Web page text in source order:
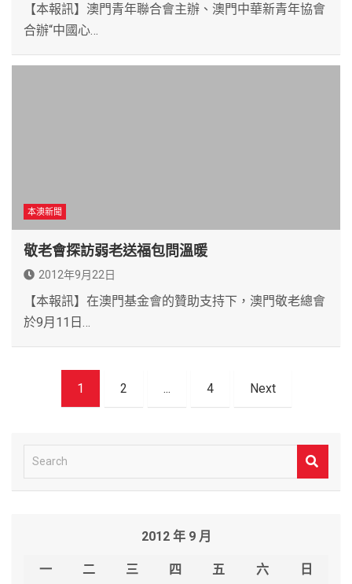
【本報訊】澳門青年聯合會主辦、澳門中華新青年協會
合辦“中國心…
本澳新聞
敬老會探訪弱老送福包問溫暖
2012年9月22日
【本報訊】在澳門基金會的贊助支持下，澳門敬老總會
於9月11日…
1 2 ... 4 Next
e
2012 年 9 月
一 二 三 四 五 六
日